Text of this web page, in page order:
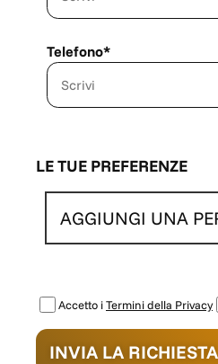
Telefono*
LE TUE PREFERENZE
AGGIUNGI UNA
Accetto iTermini della Privacy
INVIA LA RICHIESTA